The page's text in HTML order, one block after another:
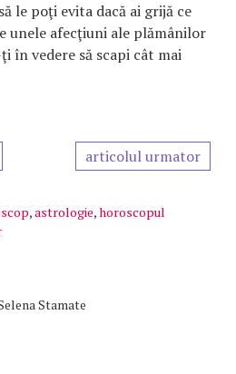
le poţi evita dacă ai grijă ce
unele afecţiuni ale plămânilor
în vedere să scapi cât mai
articolul urmator
,astrologie,horoscopul
Stamate